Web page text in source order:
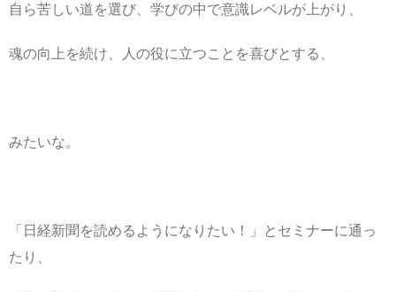
自ら苦しい道を選び、学びの中で意識レベルが上がり、
魂の向上を続け、人の役に立つことを喜びとする、
みたいな。
「日経新聞を読めるようになりたい！」とセミナーに通っ
たり、